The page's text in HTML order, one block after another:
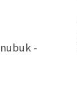
-